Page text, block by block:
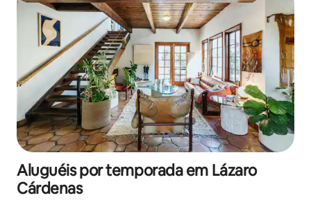
Aluguéis por temporada em Lázaro
Cárdenas